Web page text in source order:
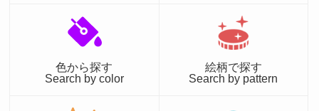
色から探す
Search by color
絵柄で探す
Search by pattern